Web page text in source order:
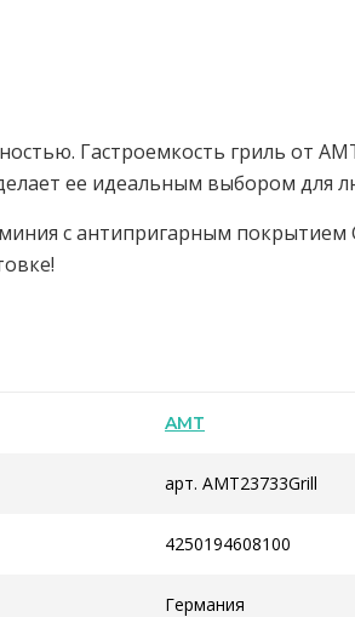
Гастроемкость гриль от
ее идеальным выбором для
с антипригарным
AMT
арт. AMT23733Grill
4250194608100
Германия